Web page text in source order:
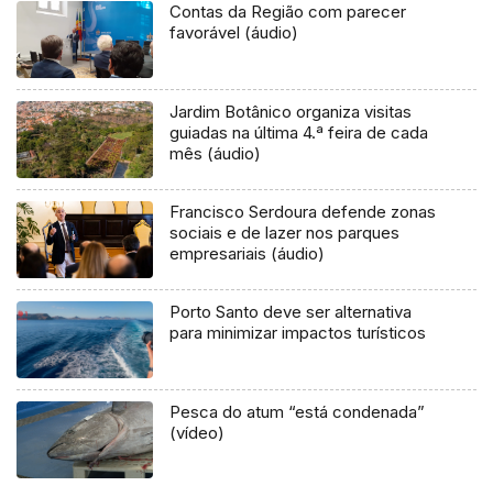
Contas da Região com parecer
favorável (áudio)
Jardim Botânico organiza visitas
guiadas na última 4.ª feira de cada
mês (áudio)
Francisco Serdoura defende zonas
sociais e de lazer nos parques
empresariais (áudio)
Porto Santo deve ser alternativa
para minimizar impactos turísticos
Pesca do atum “está condenada”
(vídeo)